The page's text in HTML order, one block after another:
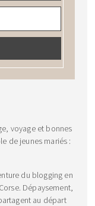
voyage et bonnes
de jeunes mariés :
du blogging en
Dépaysement,
au départ